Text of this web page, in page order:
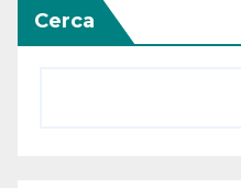
Cerca